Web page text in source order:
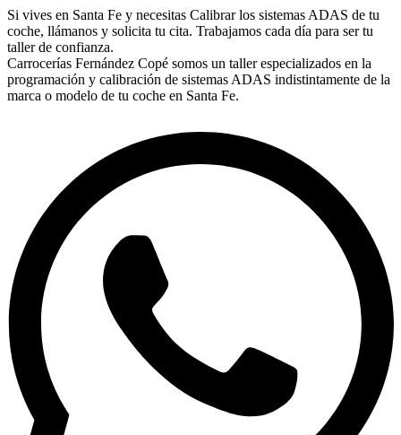
Si vives en Santa Fe y necesitas Calibrar los sistemas ADAS de tu
coche, llámanos y solicita tu cita. Trabajamos cada día para ser tu
taller de confianza.
Carrocerías Fernández Copé somos un taller especializados en la
programación y calibración de sistemas ADAS indistintamente de la
marca o modelo de tu coche en Santa Fe.